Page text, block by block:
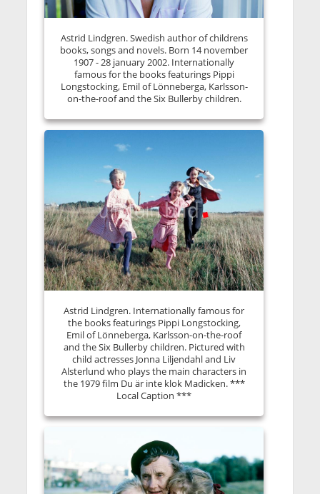
Astrid Lindgren. Swedish author of childrens
books, songs and novels. Born 14 november
1907 - 28 january 2002. Internationally
famous for the books featurings Pippi
Longstocking, Emil of Lönneberga, Karlsson-
on-the-roof and the Six Bullerby children.
Astrid Lindgren. Internationally famous for
the books featurings Pippi Longstocking,
Emil of Lönneberga, Karlsson-on-the-roof
and the Six Bullerby children. Pictured with
child actresses Jonna Liljendahl and Liv
Alsterlund who plays the main characters in
the 1979 film Du är inte klok Madicken. ***
Local Caption ***